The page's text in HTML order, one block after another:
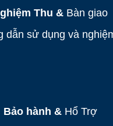
Thu & Bàn giao
dẫn sử dụng và
Bảo hành & Hổ Trợ